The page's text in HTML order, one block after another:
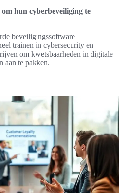
hun cyberbeveiliging te
beveiligingssoftware
trainen in cybersecurity en
om kwetsbaarheden in digitale
aan te pakken.